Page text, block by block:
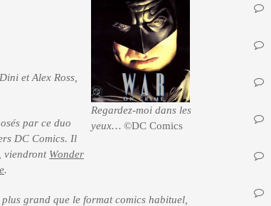
Regardez-moi dans les
yeux… ©DC Comics
et Alex Ross,
par ce duo
DC Comics. Il
viendront Wonder
.
grand que le format comics habituel,